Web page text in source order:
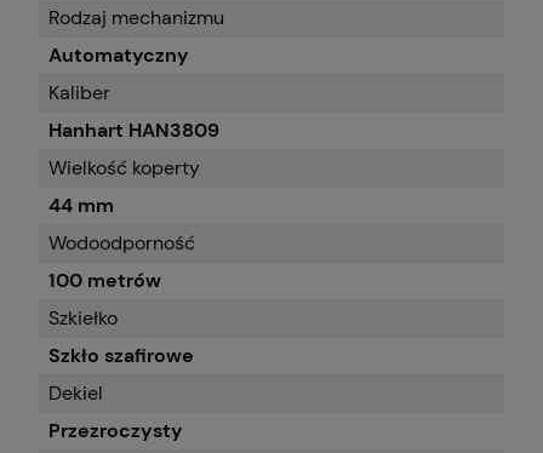
Rodzaj mechanizmu
Automatyczny
Kaliber
Hanhart HAN3809
Wielkość koperty
44 mm
Wodoodporność
100 metrów
Szkiełko
Szkło szafirowe
Dekiel
Przezroczysty